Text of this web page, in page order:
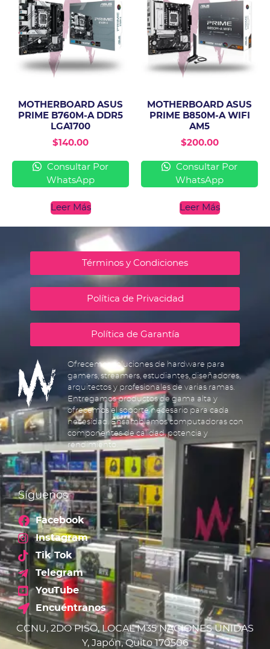
MOTHERBOARD ASUS
PRIME B760M-A DDR5
LGA1700
$140.00
Consultar Por
WhatsApp
Leer Más
MOTHERBOARD ASUS
PRIME B850M-A WIFI
AM5
$200.00
Consultar Por
WhatsApp
Leer Más
Términos y Condiciones
Política de Privacidad
Política de Garantía
Ofrecemos soluciones de hardware para
gamers, streamers, estudiantes, diseñadores,
arquitectos y profesionales de varias ramas.
Entregamos productos de gama alta y
ofrecemos el soporte necesario para cada
necesidad. Ensamblamos computadoras con
componentes de calidad, potencia y
rendimiento.
Síguenos
Facebook
Instagram
Tik Tok
Telegram
YouTube
Encuéntranos
CCNU, 2DO PISO, LOCAL M35 NACIONES UNIDAS
Y, Japón, Quito 170506